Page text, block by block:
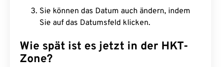
Sie können das Datum auch ändern, indem
Sie auf das Datumsfeld klicken.
Wie spät ist es jetzt in der HKT-
Zone?